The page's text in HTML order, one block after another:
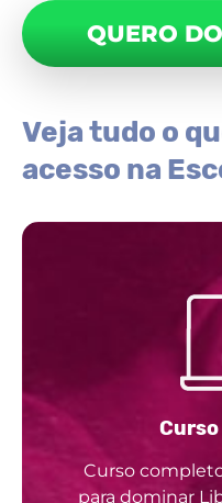
QUERO
Veja tudo o
acesso na
Curso
para dominar